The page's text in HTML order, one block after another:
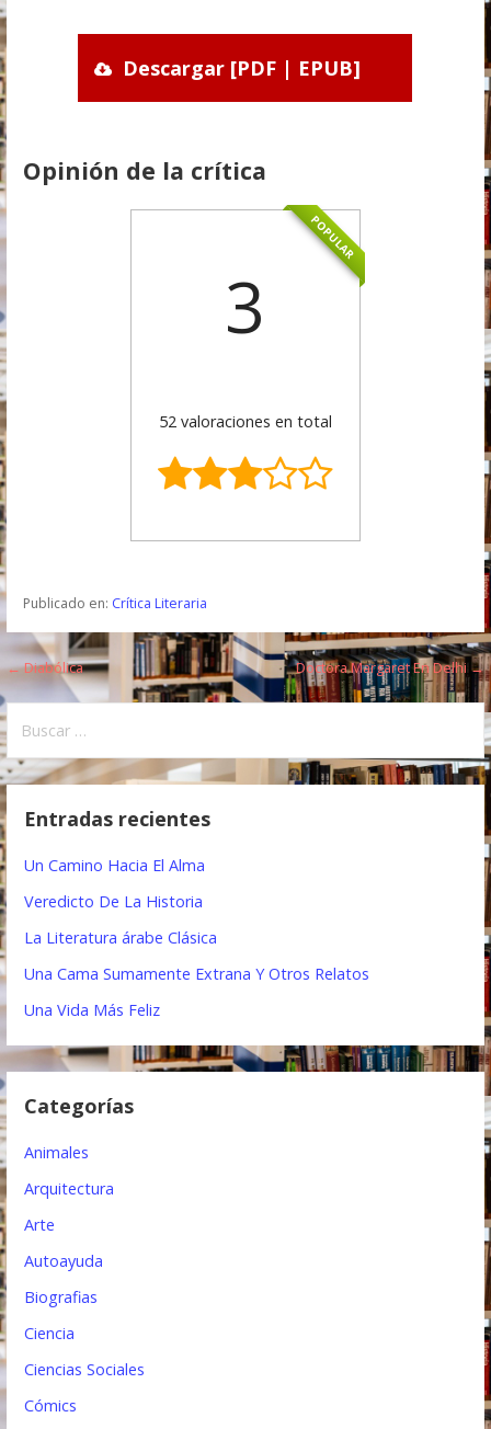
Descargar [PDF | EPUB]
Opinión de la crítica
POPULAR
3
52 valoraciones en total
Publicado en: Crítica Literaria
N
a
v
e
a
ó
d
n
← Diabólica Doctora Margaret En Delhi →
s
Entradas recientes
Un Camino Hacia El Alma
Veredicto De La Historia
La Literatura árabe Clásica
Una Cama Sumamente Extrana Y Otros Relatos
Una Vida Más Feliz
Categorías
Animales
Arquitectura
Arte
Autoayuda
Biografias
Ciencia
Ciencias Sociales
Cómics